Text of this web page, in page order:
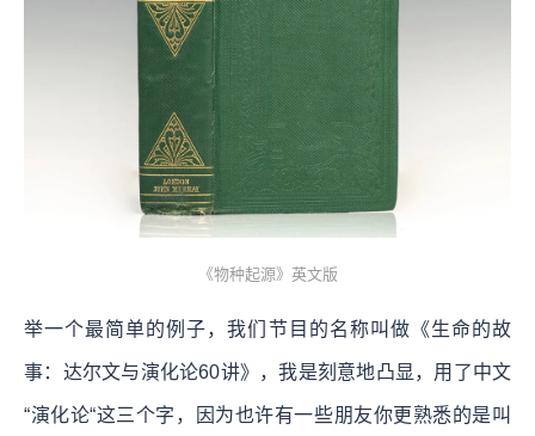
《物种起源》英文版
举一个最简单的例子，我们节目的名称叫做《生命的故
事：达尔文与演化论60讲》，我是刻意地凸显，用了中文
“演化论“这三个字，因为也许有一些朋友你更熟悉的是叫